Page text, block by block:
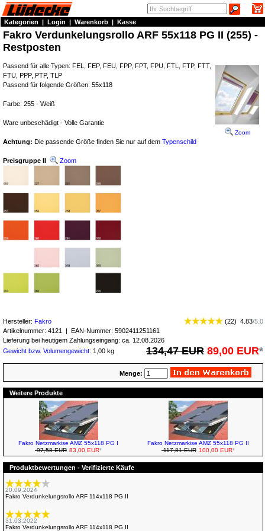
Kategorien | Login | Warenkorb | Kasse
Fakro Verdunkelungsrollo ARF 55x118 PG II (255) -
Restposten
Zoom
Passend für alle Typen: FEL, FEP, FEU, FPP, FPT, FPU, FTL, FTP, FTT,
FTU, PPP, PTP, TLP
Passend für folgende Größen: 55x118
Farbe: 255 - Weiß
Ware unbeschädigt - Volle Garantie
Achtung: Die passende Größe finden Sie nur auf dem Typenschild
Preisgruppe II Zoom
Hersteller: Fakro (22) 4.83/5.0
Artikelnummer: 4121 | EAN-Nummer: 5902411251161
Lieferung bei heutigem Zahlungseingang: ca. 12.08.2026
Gewicht bzw. Volumengewicht: 1,00 kg 134,47 EUR 89,00 EUR*
Menge:
Weitere Produkte
Fakro Netzmarkise AMZ 55x118 PG I
97,58 EUR 83,00 EUR*
Fakro Netzmarkise AMZ 55x118 PG II
117,81 EUR 100,00 EUR*
Produktbewertungen - Verifizierte Käufe
20.09.2024
Fakro Verdunkelungsrollo ARF 114x118 PG II
31.03.2022
Fakro Verdunkelungsrollo ARF 114x118 PG II